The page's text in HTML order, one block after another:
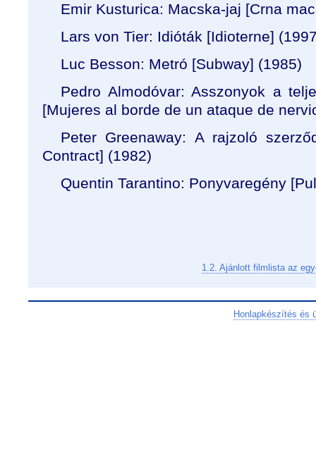
Emir Kusturica: Macska-jaj [Crna
Lars von Tier: Idióták [Idioterne]
Luc Besson: Metró [Subway] (1985)
Pedro Almodóvar: Asszonyok a
[Mujeres al borde de un ataque de
Peter Greenaway: A rajzoló
Contract] (1982)
Quentin Tarantino: Ponyvaregény
1.2. Ajánlott filmlista az
Honlapkészítés és